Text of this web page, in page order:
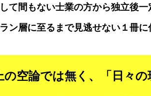
て間もない士業の方から独立後
ン層に至るまで見逃せない１冊
の空論では無く、「日々